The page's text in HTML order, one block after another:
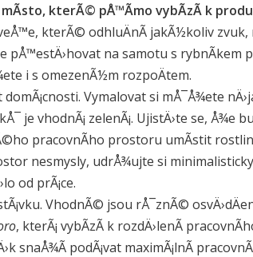
mÃ­sto, kterÃ© pÅ™Ã­mo vybÃ­zÃ­ k
kterÃ© odhluÄnÃ­ jakÃ½koliv zvuk,
na samotu s rybnÃ­kem
i s omezenÃ½m rozpoÄtem.
Vymalovat si mÅ¯Å¾ete
je vhodnÃ¡ zelenÃ¡. UjistÄ›te se, Å¾e
pracovnÃ­ho prostoru umÃ­stit
nesmysly, udrÅ¾ujte si
od prÃ¡ce.
VhodnÃ© jsou rÅ¯znÃ©
, kterÃ¡ vybÃ­zÃ­ k rozdÄ›lenÃ­
snaÅ¾Ã­ podÃ¡vat maximÃ¡lnÃ­